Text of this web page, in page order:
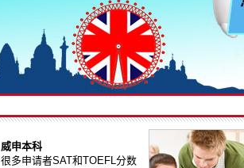
威申本科
很多申请者SAT和TOEFL分数